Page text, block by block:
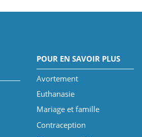
POUR EN SAVOIR PLUS
Avortement
Euthanasie
Mariage et famille
Contraception